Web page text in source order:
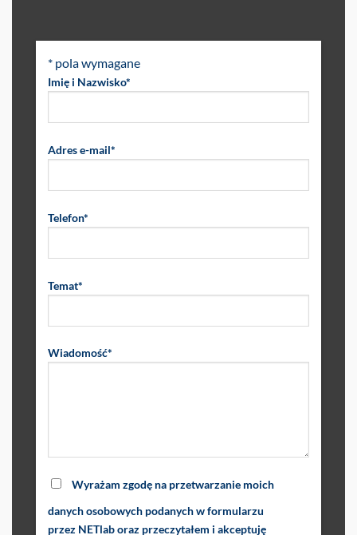
* pola wymagane
Imię i Nazwisko*
Adres e-mail*
Telefon*
Temat*
Wiadomość*
Wyrażam zgodę na przetwarzanie moich
danych osobowych podanych w formularzu
przez NETlab oraz przeczytałem i akceptuję